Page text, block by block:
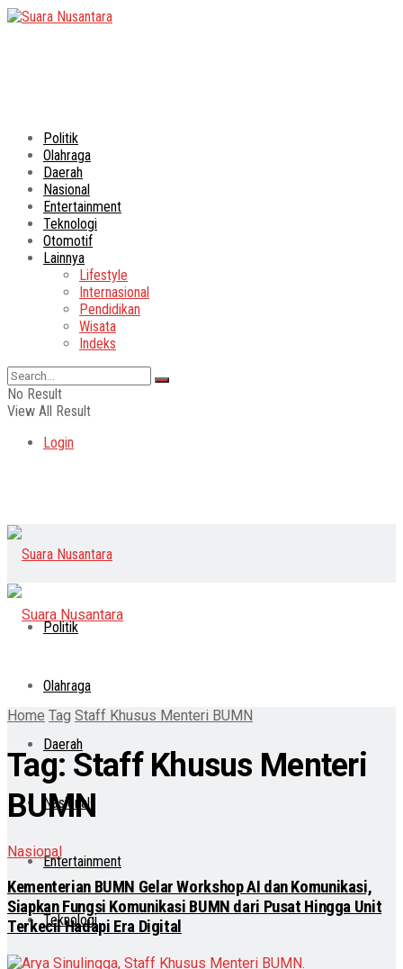
Politik
Olahraga
Daerah
Nasional
Entertainment
Teknologi
Otomotif
Lainnya
Lifestyle
Internasional
Pendidikan
Wisata
Indeks
No Result
View All Result
Login
Politik
Olahraga
Daerah
Nasional
Entertainment
Teknologi
Home Tag Staff Khusus Menteri BUMN
Tag: Staff Khusus Menteri
BUMN
Nasional
Kementerian BUMN Gelar Workshop AI dan Komunikasi,
Siapkan Fungsi Komunikasi BUMN dari Pusat Hingga Unit
Terkecil Hadapi Era Digital